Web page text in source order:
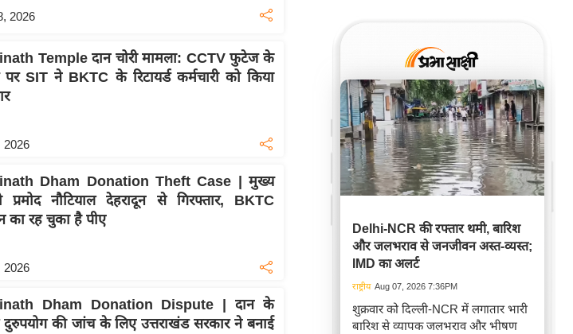
2026
Temple दान चोरी मामला: CCTV फुटेज के
SIT ने BKTC के रिटायर्ड कर्मचारी को किया
2026
Dham Donation Theft Case | मुख्य
प्रमोद नौटियाल देहरादून से गिरफ्तार, BKTC
का रह चुका है पीए
2026
Dham Donation Dispute | दान के
की जांच के लिए उत्तराखंड सरकार ने बनाई
Delhi-NCR की रफ्तार थमी, बारिश
और जलभराव से जनजीवन अस्त-व्यस्त;
IMD का अलर्ट
राष्ट्रीय Aug 07, 2026 7:36PM
शुक्रवार को दिल्ली-NCR में लगातार भारी
बारिश से व्यापक जलभराव और भीषण